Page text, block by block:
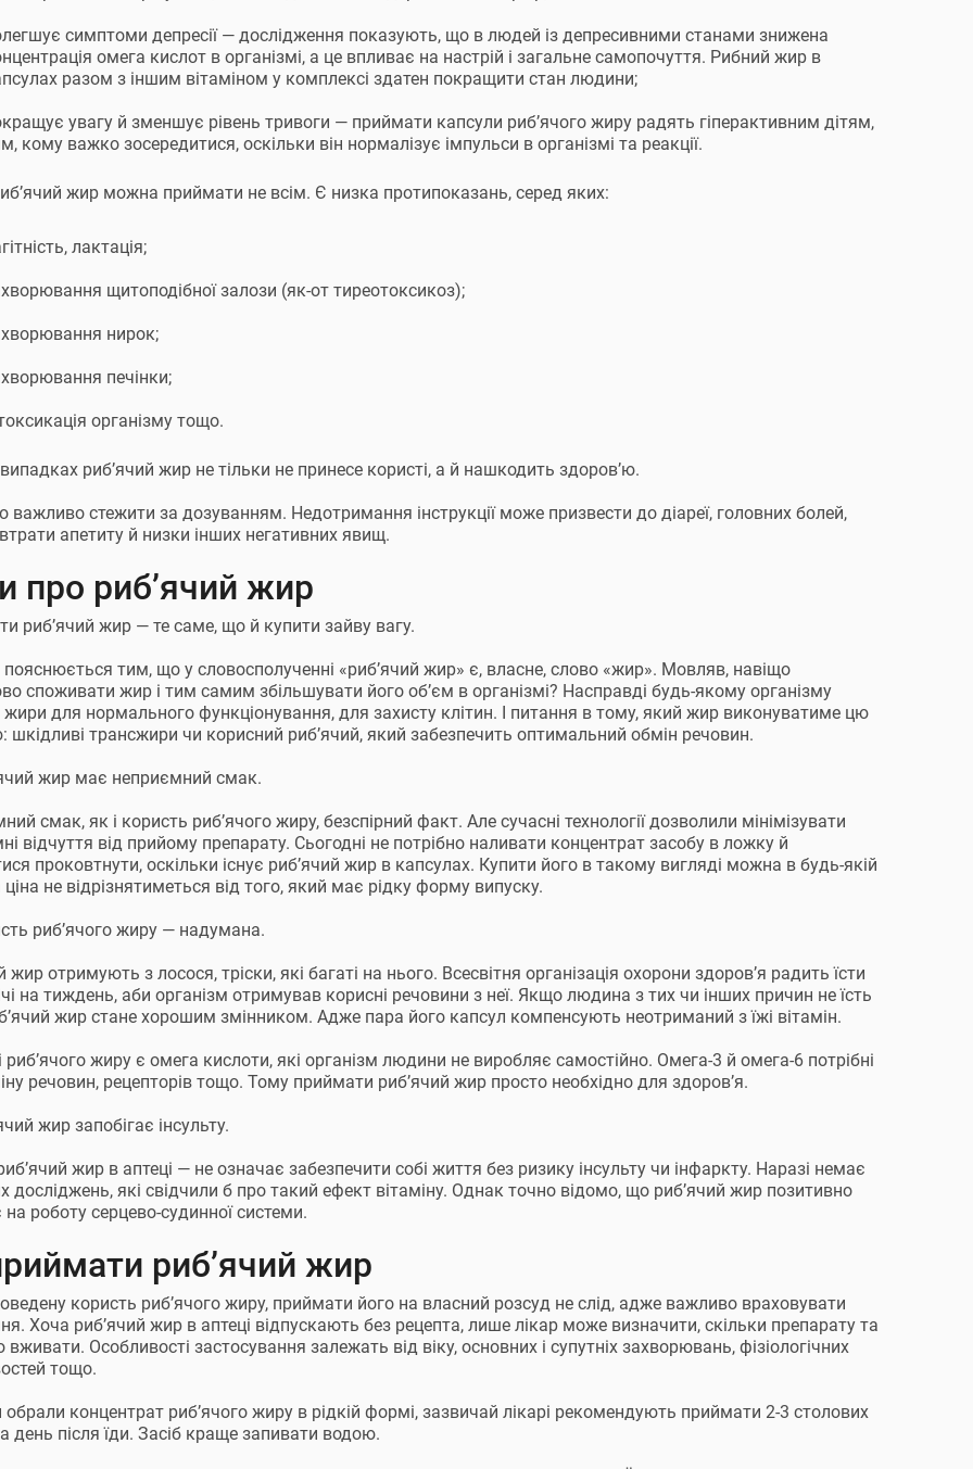
симптоми депресії — дослідження показують, що в людей із депресивними станами знижена
омега кислот в організмі, а це впливає на настрій і загальне самопочуття. Рибний жир в
разом з іншим вітаміном у комплексі здатен покращити стан людини;
увагу й зменшує рівень тривоги — приймати капсули риб’ячого жиру радять гіперактивним дітям,
кому важко зосередитися, оскільки він нормалізує імпульси в організмі та реакції.
жир можна приймати не всім. Є низка протипоказань, серед яких:
лактація;
щитоподібної залози (як-от тиреотоксикоз);
нирок;
печінки;
організму тощо.
риб’ячий жир не тільки не принесе користі, а й нашкодить здоров’ю.
важливо стежити за дозуванням. Недотримання інструкції може призвести до діареї, головних болей,
апетиту й низки інших негативних явищ.
про риб’ячий жир
риб’ячий жир — те саме, що й купити зайву вагу.
тим, що у словосполученні «риб’ячий жир» є, власне, слово «жир». Мовляв, навіщо
споживати жир і тим самим збільшувати його об’єм в організмі? Насправді будь-якому організму
жири для нормального функціонування, для захисту клітин. І питання в тому, який жир виконуватиме цю
шкідливі трансжири чи корисний риб’ячий, який забезпечить оптимальний обмін речовин.
жир має неприємний смак.
смак, як і користь риб’ячого жиру, безспірний факт. Але сучасні технології дозволили мінімізувати
відчуття від прийому препарату. Сьогодні не потрібно наливати концентрат засобу в ложку й
проковтнути, оскільки існує риб’ячий жир в капсулах. Купити його в такому вигляді можна в будь-якій
ціна не відрізнятиметься від того, який має рідку форму випуску.
риб’ячого жиру — надумана.
жир отримують з лосося, тріски, які багаті на нього. Всесвітня організація охорони здоров’я радить їсти
на тиждень, аби організм отримував корисні речовини з неї. Якщо людина з тих чи інших причин не їсть
жир стане хорошим змінником. Адже пара його капсул компенсують неотриманий з їжі вітамін.
риб’ячого жиру є омега кислоти, які організм людини не виробляє самостійно. Омега-3 й омега-6 потрібні
речовин, рецепторів тощо. Тому приймати риб’ячий жир просто необхідно для здоров’я.
жир запобігає інсульту.
жир в аптеці — не означає забезпечити собі життя без ризику інсульту чи інфаркту. Наразі немає
досліджень, які свідчили б про такий ефект вітаміну. Однак точно відомо, що риб’ячий жир позитивно
роботу серцево-судинної системи.
риб’ячий жир
користь риб’ячого жиру, приймати його на власний розсуд не слід, адже важливо враховувати
Хоча риб’ячий жир в аптеці відпускають без рецепта, лише лікар може визначити, скільки препарату та
вживати. Особливості застосування залежать від віку, основних і супутніх захворювань, фізіологічних
тощо.
концентрат риб’ячого жиру в рідкій формі, зазвичай лікарі рекомендують приймати 2-3 столових
день після їди. Засіб краще запивати водою.